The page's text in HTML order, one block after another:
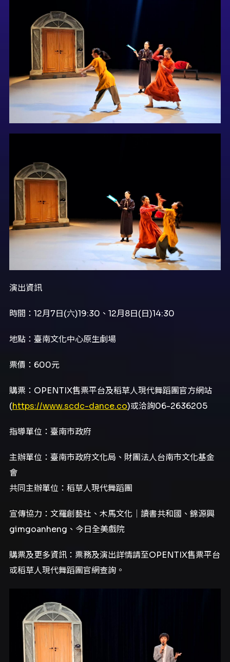
演出資訊
時間：12月7日(六)19:30、12月8日(日)14:30
地點：臺南文化中心原生劇場
票價：600元
購票：OPENTIX售票平台及稻草人現代舞蹈團官方網站
(https://www.scdc-dance.co)或洽詢06-2636205
指導單位：臺南市政府
主辦單位：臺南市政府文化局、財團法人台南市文化基金
會
共同主辦單位：稻草人現代舞蹈團
宣傳協力：文羅創藝社、木馬文化｜讀書共和國、錦源興
gimgoanheng、今日全美戲院
購票及更多資訊：票務及演出詳情請至OPENTIX售票平台
或稻草人現代舞蹈團官網查詢。